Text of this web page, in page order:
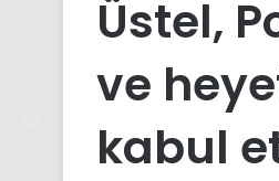
Üstel,
ve
kabul